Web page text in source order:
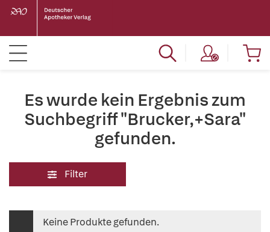
Es wurde kein Ergebnis zum
Suchbegriff "Brucker,+Sara"
gefunden.
Filter
Keine Produkte gefunden.